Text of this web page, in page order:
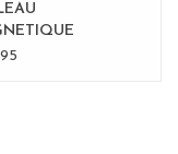
medium-